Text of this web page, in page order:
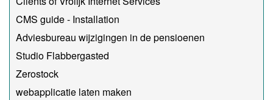
CMS guide - Installation
Adviesbureau wijzigingen in de pensioenen
Studio Flabbergasted
Zerostock
webapplicatie laten maken